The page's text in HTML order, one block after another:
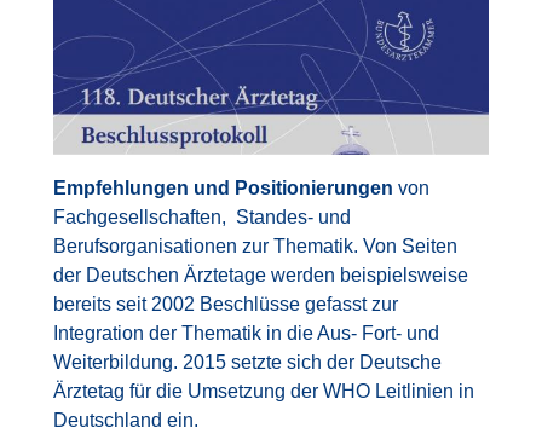
Empfehlungen und Positionierungen von
Fachgesellschaften, Standes- und
Berufsorganisationen zur Thematik. Von Seiten
der Deutschen Ärztetage werden beispielsweise
bereits seit 2002 Beschlüsse gefasst zur
Integration der Thematik in die Aus- Fort- und
Weiterbildung. 2015 setzte sich der Deutsche
Ärztetag für die Umsetzung der WHO Leitlinien in
Deutschland ein.